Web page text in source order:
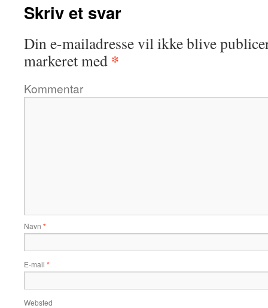
Skriv et svar
Din e-mailadresse vil ikke blive
markeret med *
Kommentar
Navn *
E-mail *
Websted